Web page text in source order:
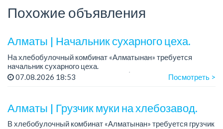
Похожие объявления
Алматы | Начальник сухарного цеха.
На хлебобулочный комбинат «Алматынан» требуется
начальник сухарного цеха.
Зарплата: от 300 000 тенге на руки (обсуждается на
Требования: оп...
07.08.2026 18:53 Посмотреть >
Алматы | Грузчик муки на хлебозавод.
В хлебобулочный комбинат «Алматынан» требуется грузчик